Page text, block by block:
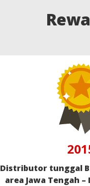
Distributor tunggal
area Jawa Tengah –